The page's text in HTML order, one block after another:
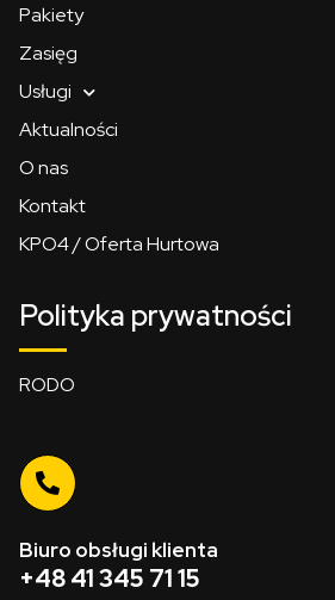
Pakiety
Zasięg
Usługi
Aktualności
O nas
Kontakt
KPO4 / Oferta Hurtowa
Polityka prywatności
RODO
Biuro obsługi klienta
+48 41 345 71 15